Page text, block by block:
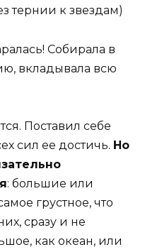
тернии к звездам)
Собирала в
вкладывала всю
Поставил себе
сил ее достичь. Но
: большие или
грустное, что
сразу и не
как океан, или